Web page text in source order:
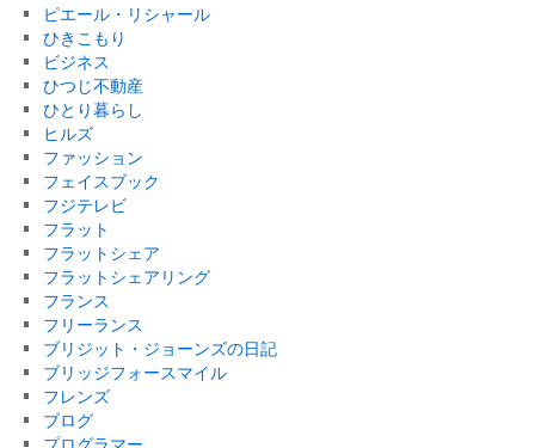
ピエール・リシャール
ひきこもり
ビジネス
ひつじ不動産
ひとり暮らし
ヒルズ
ファッション
フェイスブック
フジテレビ
フラット
フラットシェア
フラットシェアリング
フランス
フリーランス
ブリジット・ジョーンズの日記
ブリッジフォースマイル
フレンズ
ブログ